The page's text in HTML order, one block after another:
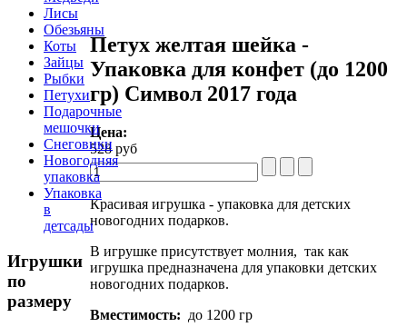
Петух желтая шейка -
Упаковка для конфет (до 1200
гр) Символ 2017 года
Цена:
528 руб
Красивая игрушка - упаковка для детских
новогодних подарков.
В игрушке присутствует молния, так как
игрушка предназначена для упаковки детских
новогодних подарков.
Вместимость: до 1200 гр
Лисы
Обезьяны
Коты
Зайцы
Рыбки
Петухи
Подарочные
мешочки
Снеговики
Новогодняя
упаковка
Упаковка
в
детсады
Игрушки
по
размеру